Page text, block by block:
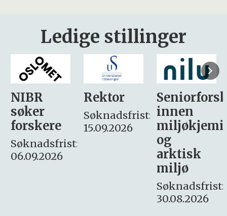
Ledige stillinger
Rektor
Søknadsfrist:
15.09.2026
Seniorforsker
innen
miljøkjemi
søker
– fast
Søknadsfrist:
16. august.